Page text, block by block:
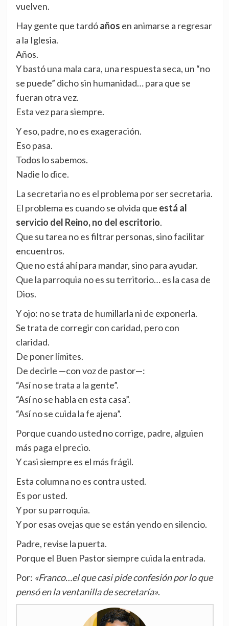
vuelven.
Hay gente que tardóaños en animarse a regresar
a la Iglesia.
Años.
Y bastó una mala cara, una respuesta seca, un “no
se puede” dicho sin humanidad… para que se
fueran otra vez.
Esta vez para siempre.
Y eso, padre, no es exageración.
Eso pasa.
Todos lo sabemos.
Nadie lo dice.
La secretaria no es el problema por ser secretaria.
El problema es cuando se olvida que está al
servicio del Reino, no del escritorio.
Que su tarea no es filtrar personas, sino facilitar
encuentros.
Que no está ahí para mandar, sino para ayudar.
Que la parroquia no es su territorio… es la casa de
Dios.
Y ojo: no se trata de humillarla ni de exponerla.
Se trata de corregir con caridad, pero con
claridad.
De poner límites.
De decirle —con voz de pastor—:
“Así no se trata a la gente”.
“Así no se habla en esta casa”.
“Así no se cuida la fe ajena”.
Porque cuando usted no corrige, padre, alguien
más paga el precio.
Y casi siempre es el más frágil.
Esta columna no es contra usted.
Es por usted.
Y por su parroquia.
Y por esas ovejas que se están yendo en silencio.
Padre, revise la puerta.
Porque el Buen Pastor siempre cuida la entrada.
Por: «Franco…el que casi pide confesión por lo que
pensó en la ventanilla de secretaría».